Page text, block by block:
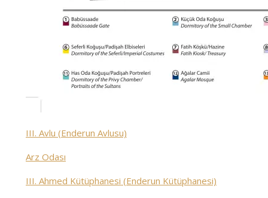
III. Avlu (Enderun Avlusu)
Arz Odası
III. Ahmed Kütüphanesi (Enderun Kütüphanesi)